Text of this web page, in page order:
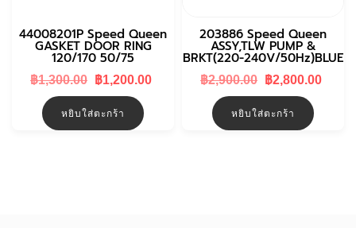
44008201P Speed Queen
GASKET DOOR RING
120/170 50/75
฿1,300.00 Original
฿1,300.00.
฿1,200.00
Current
฿1,200.00.
หยิบใส่ตะกร้า
203886 Speed Queen
ASSY,TLW PUMP &
BRKT(220-240V/50Hz)BLUE
฿2,900.00 Original
฿2,900.00.
฿2,800.00
หยิบใส่ตะกร้า